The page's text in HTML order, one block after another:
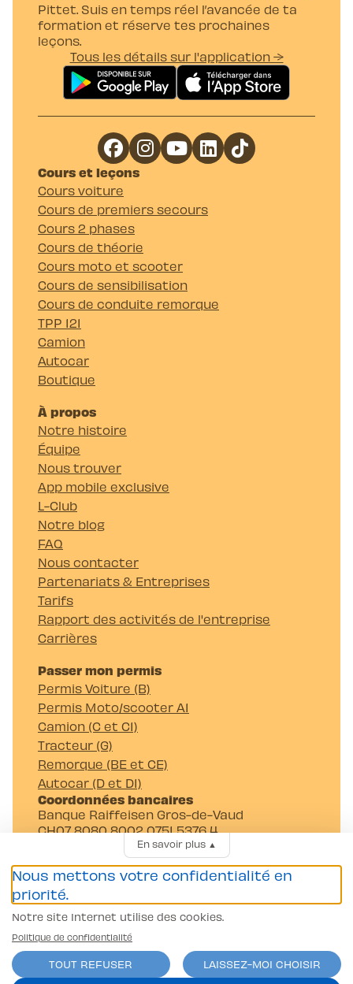
Pittet. Suis en temps réel l’avancée de ta
formation et réserve tes prochaines
leçons.
Tous les détails sur l'application →
Cours et leçons
Cours voiture
Cours de premiers secours
Cours 2 phases
Cours de théorie
Cours moto et scooter
Cours de sensibilisation
Cours de conduite remorque
TPP 121
Camion
Autocar
Boutique
À propos
Notre histoire
Équipe
Nous trouver
App mobile exclusive
L-Club
Notre blog
FAQ
Nous contacter
Partenariats & Entreprises
Tarifs
Rapport des activités de l'entreprise
Carrières
Passer mon permis
Permis Voiture (B)
Permis Moto/scooter A1
Camion (C et C1)
Tracteur (G)
Remorque (BE et CE)
Autocar (D et D1)
Coordonnées bancaires
Banque Raiffeisen Gros-de-Vaud
CH07 8080 8002 0751 5376 4
Auto-Moto-Ecole Pittet SA
Av. Juste-Olivier 23 1006 Lausanne
Conditions générales
En savoir plus▲
Nous mettons votre confidentialité en
priorité.
Notre site Internet utilise des cookies.
Politique de confidentialité
TOUT REFUSER LAISSEZ-MOI CHOISIR